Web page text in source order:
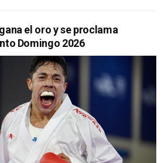
el oro y se proclama
Domingo 2026